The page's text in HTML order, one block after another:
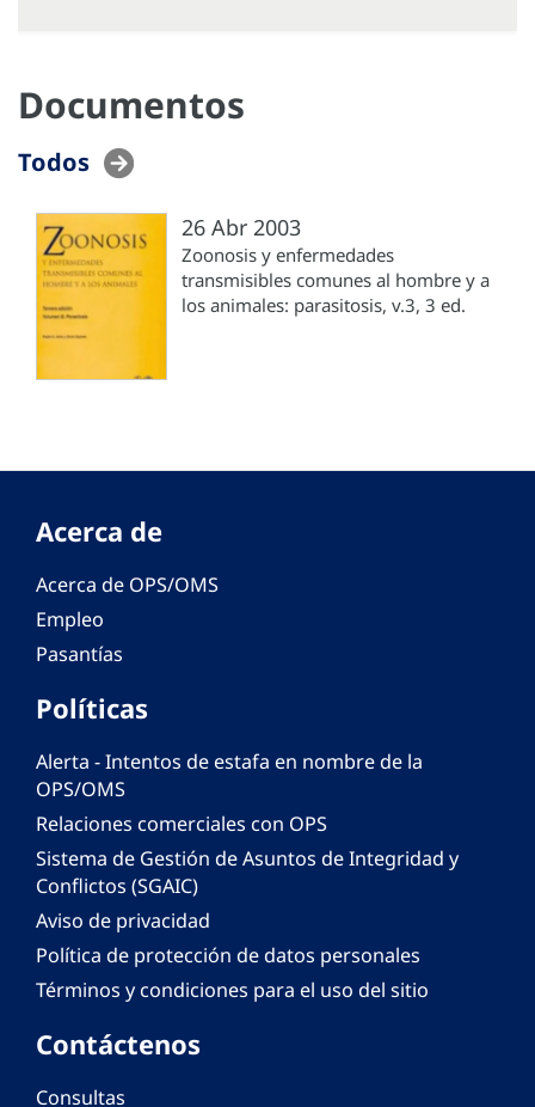
Documentos
Todos
26 Abr 2003
Zoonosis y enfermedades
transmisibles comunes al hombre y a
los animales: parasitosis, v.3, 3 ed.
Acerca de
Acerca de OPS/OMS
Empleo
Pasantías
Políticas
Alerta - Intentos de estafa en nombre de la
OPS/OMS
Relaciones comerciales con OPS
Sistema de Gestión de Asuntos de Integridad y
Conflictos (SGAIC)
Aviso de privacidad
Política de protección de datos personales
Términos y condiciones para el uso del sitio
Contáctenos
Consultas